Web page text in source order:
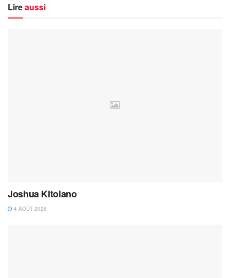
Lireaussi
Joshua Kitolano
4 AOÛT 2026